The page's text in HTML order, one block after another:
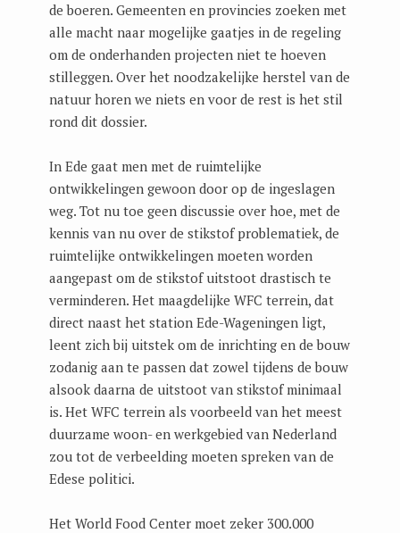
de boeren. Gemeenten en provincies zoeken met
alle macht naar mogelijke gaatjes in de regeling
om de onderhanden projecten niet te hoeven
stilleggen. Over het noodzakelijke herstel van de
natuur horen we niets en voor de rest is het stil
rond dit dossier.
In Ede gaat men met de ruimtelijke
ontwikkelingen gewoon door op de ingeslagen
weg. Tot nu toe geen discussie over hoe, met de
kennis van nu over de stikstof problematiek, de
ruimtelijke ontwikkelingen moeten worden
aangepast om de stikstof uitstoot drastisch te
verminderen. Het maagdelijke WFC terrein, dat
direct naast het station Ede-Wageningen ligt,
leent zich bij uitstek om de inrichting en de bouw
zodanig aan te passen dat zowel tijdens de bouw
alsook daarna de uitstoot van stikstof minimaal
is. Het WFC terrein als voorbeeld van het meest
duurzame woon- en werkgebied van Nederland
zou tot de verbeelding moeten spreken van de
Edese politici.
Het World Food Center moet zeker 300.000